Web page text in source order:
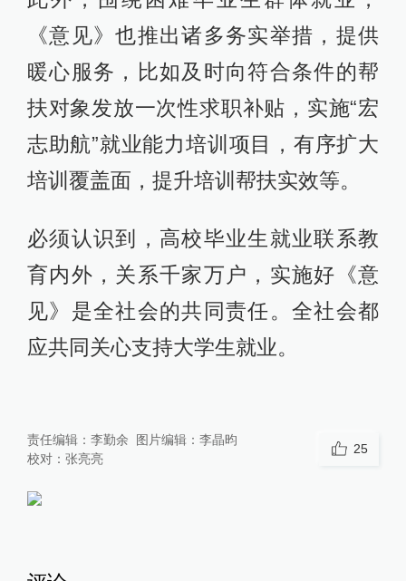
《意见》也推出诸多务实举措，提供
暖心服务，比如及时向符合条件的帮
扶对象发放一次性求职补贴，实施“宏
志助航”就业能力培训项目，有序扩大
培训覆盖面，提升培训帮扶实效等。
必须认识到，高校毕业生就业联系教
育内外，关系千家万户，实施好《意
见》是全社会的共同责任。全社会都
应共同关心支持大学生就业。
责任编辑： 李勤余 图片编辑： 李晶昀
校对： 张亮亮
25